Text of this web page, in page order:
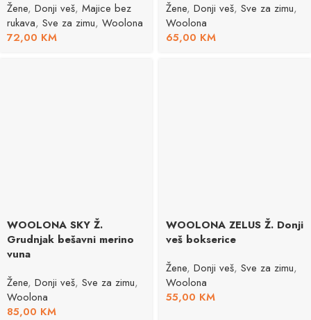
Žene, Donji veš, Majice bez
rukava, Sve za zimu, Woolona
72,00 KM
Žene, Donji veš, Sve za zimu,
Woolona
65,00 KM
WOOLONA SKY Ž.
Grudnjak bešavni merino
vuna
Žene, Donji veš, Sve za zimu,
Woolona
85,00 KM
WOOLONA ZELUS Ž. Donji
veš bokserice
Žene, Donji veš, Sve za zimu,
Woolona
55,00 KM